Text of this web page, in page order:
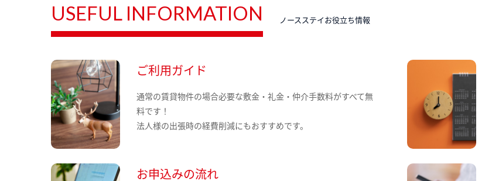
USEFUL INFORMATION ノースステイお役立ち情報
ご利用ガイド
通常の賃貸物件の場合必要な敷金・礼金・仲介手数料がすべて無
料です！
法人様の出張時の経費削減にもおすすめです。
お申込みの流れ